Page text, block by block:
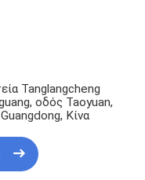
Tanglangcheng
οδός Taoyuan,
Κίνα